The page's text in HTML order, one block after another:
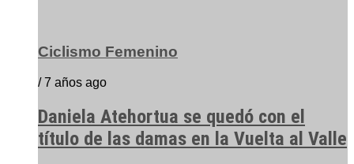
Ciclismo Femenino
/ 7 años ago
Daniela Atehortua se quedó con el
título de las damas en la Vuelta al Valle